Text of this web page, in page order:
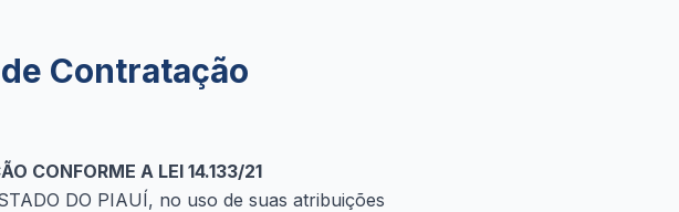
Contratação
CONFORME A LEI 14.133/21
DO PIAUÍ, no uso de suas atribuições